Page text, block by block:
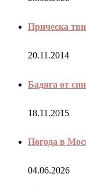
Прическа
20.11.2014
Бадяга от
18.11.2015
Погода в
04.06.2026